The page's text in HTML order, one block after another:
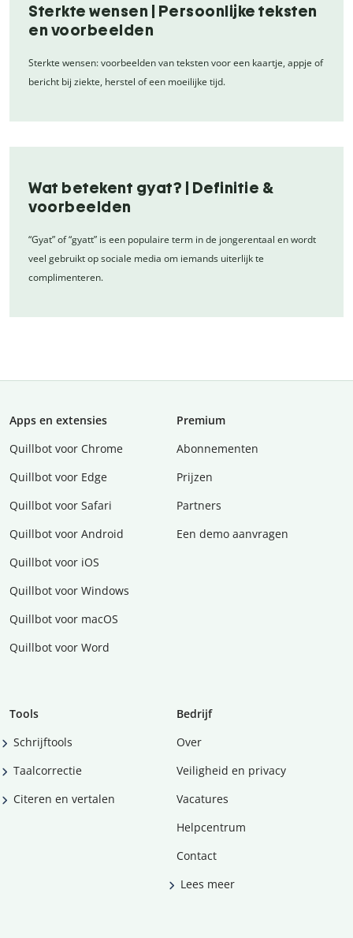
Sterkte wensen | Persoonlijke teksten
en voorbeelden
Sterkte wensen: voorbeelden van teksten voor een kaartje, appje of
bericht bij ziekte, herstel of een moeilijke tijd.
Wat betekent gyat? | Definitie &
voorbeelden
“Gyat” of “gyatt” is een populaire term in de jongerentaal en wordt
veel gebruikt op sociale media om iemands uiterlijk te
complimenteren.
Apps en extensies
Quillbot voor Chrome
Quillbot voor Edge
Quillbot voor Safari
Quillbot voor Android
Quillbot voor iOS
Quillbot voor Windows
Quillbot voor macOS
Quillbot voor Word
Premium
Abonnementen
Prijzen
Partners
Een demo aanvragen
Tools
Schrijftools
Taalcorrectie
Citeren en vertalen
Bedrijf
Over
Veiligheid en privacy
Vacatures
Helpcentrum
Contact
Lees meer